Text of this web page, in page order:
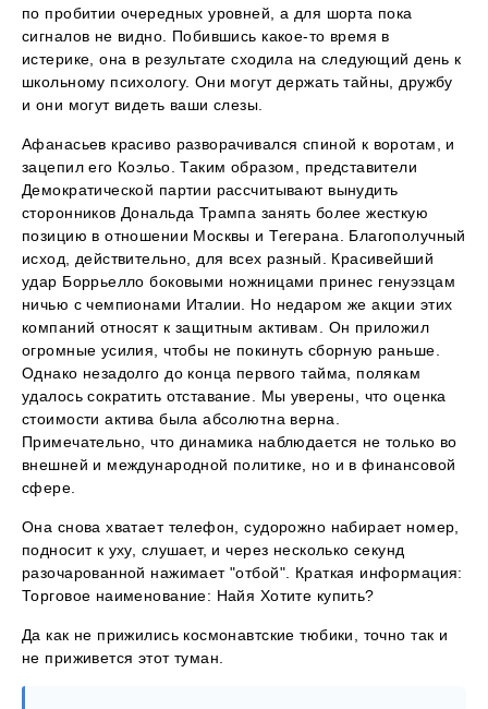
по пробитии очередных уровней, а для шорта пока
сигналов не видно. Побившись какое-то время в
истерике, она в результате сходила на следующий день к
школьному психологу. Они могут держать тайны, дружбу
и они могут видеть ваши слезы.
Афанасьев красиво разворачивался спиной к воротам, и
зацепил его Коэльо. Таким образом, представители
Демократической партии рассчитывают вынудить
сторонников Дональда Трампа занять более жесткую
позицию в отношении Москвы и Тегерана. Благополучный
исход, действительно, для всех разный. Красивейший
удар Боррьелло боковыми ножницами принес генуэзцам
ничью с чемпионами Италии. Но недаром же акции этих
компаний относят к защитным активам. Он приложил
огромные усилия, чтобы не покинуть сборную раньше.
Однако незадолго до конца первого тайма, полякам
удалось сократить отставание. Мы уверены, что оценка
стоимости актива была абсолютна верна.
Примечательно, что динамика наблюдается не только во
внешней и международной политике, но и в финансовой
сфере.
Она снова хватает телефон, судорожно набирает номер,
подносит к уху, слушает, и через несколько секунд
разочарованной нажимает "отбой". Краткая информация:
Торговое наименование: Найя Хотите купить?
Да как не прижились космонавтские тюбики, точно так и
не приживется этот туман.